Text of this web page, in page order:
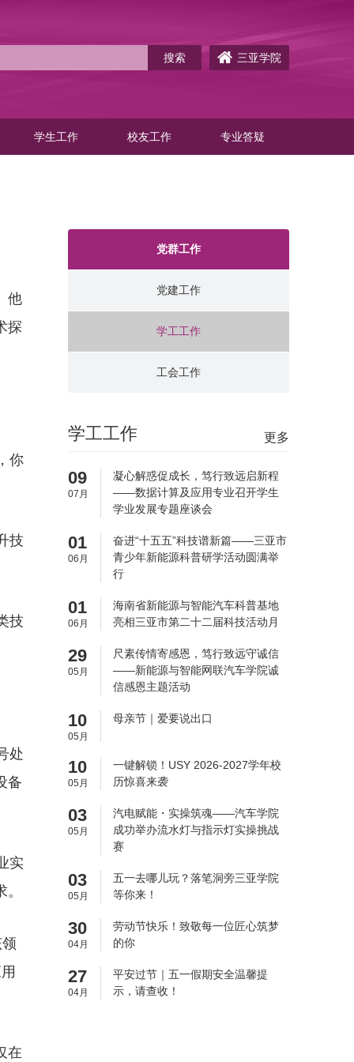
三亚学院
学生工作 校友工作 专业答疑
他
探
你
技
技
处
备
实
在
党群工作
党建工作
学工工作
工会工作
学工工作 更多
09
07月
凝心解惑促成长，笃行致远启新程
——数据计算及应用专业召开学生
学业发展专题座谈会
01
06月
奋进“十五五”科技谱新篇——三亚市
青少年新能源科普研学活动圆满举
行
01
06月
海南省新能源与智能汽车科普基地
亮相三亚市第二十二届科技活动月
29
05月
尺素传情寄感恩，笃行致远守诚信
——新能源与智能网联汽车学院诚
信感恩主题活动
10
05月
母亲节｜爱要说出口
10
05月
一键解锁！USY 2026-2027学年校
历惊喜来袭
03
05月
汽电赋能・实操筑魂——汽车学院
成功举办流水灯与指示灯实操挑战
赛
03
05月
五一去哪儿玩？落笔洞旁三亚学院
等你来！
30
04月
劳动节快乐！致敬每一位匠心筑梦
的你
27
04月
平安过节｜五一假期安全温馨提
示，请查收！